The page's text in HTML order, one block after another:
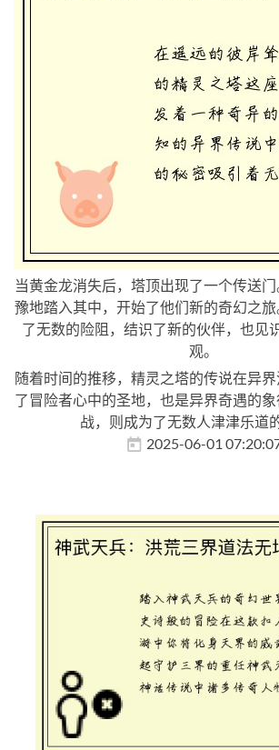
当黄金龙消失后，塔顶出现了一个传送
豫地踏入其中，开始了他们新的奇幻之
了无数的险阻，结识了新的伙伴，也见
观。
随着时间的推移，精灵之塔的传说在异
了冒险者心中的圣地，也是异界奇遇的
战，则成为了无数人津津乐道
2025-06-01